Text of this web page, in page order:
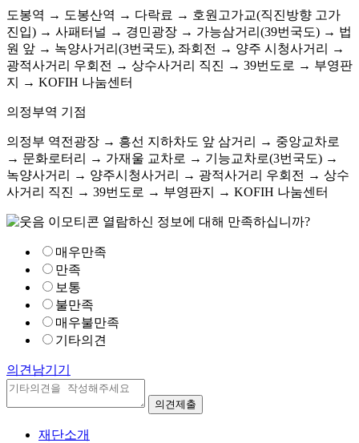
도봉역 → 도봉산역 → 다락료 → 호원고가교(직진방향 고가
진입) → 사패터널 → 경민광장 → 가능삼거리(39번국도) → 법
원 앞 → 녹양사거리(3번국도), 좌회전 → 양주 시청사거리 →
광적사거리 우회전 → 상수사거리 직진 → 39번도로 → 부영판
지 → KOFIH 나눔센터
의정부역 기점
의정부 역전광장 → 흥선 지하차도 앞 삼거리 → 중앙교차로
→ 문화로터리 → 가재울 교차로 → 기능교차로(3번국도) →
녹양사거리 → 양주시청사거리 → 광적사거리 우회전 → 상수
사거리 직진 → 39번도로 → 부영판지 → KOFIH 나눔센터
열람하신 정보에 대해 만족하십니까?
매우만족
만족
보통
불만족
매우불만족
기타의견
의견남기기
재단소개